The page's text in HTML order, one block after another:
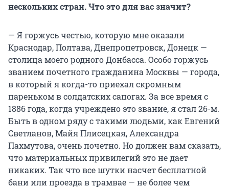
нескольких стран. Что это для вас значит?
— Я горжусь честью, которую мне оказали
Краснодар, Полтава, Днепропетровск, Донецк —
столица моего родного Донбасса. Особо горжусь
званием почетного гражданина Москвы — города,
в который я когда-то приехал скромным
пареньком в солдатских сапогах. За все время с
1886 года, когда учреждено это звание, я стал 26-м.
Быть в одном ряду с такими людьми, как Евгений
Светланов, Майя Плисецкая, Александра
Пахмутова, очень почетно. Но должен вам сказать,
что материальных привилегий это не дает
никаких. Так что все шутки насчет бесплатной
бани или проезда в трамвае — не более чем